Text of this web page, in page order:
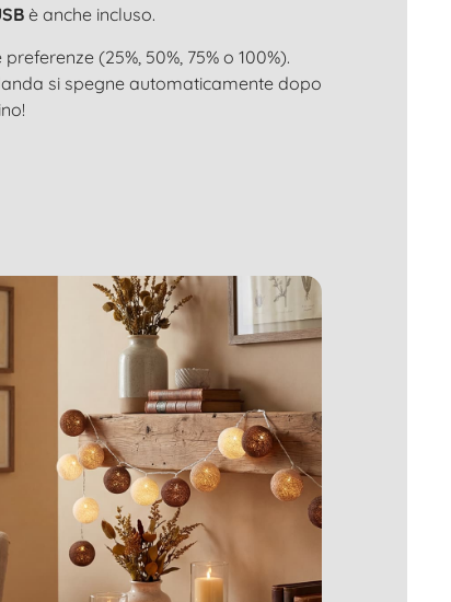
è anche incluso.
(25%, 50%, 75% o 100%).
si spegne automaticamente dopo